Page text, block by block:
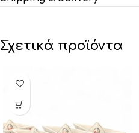
Σχετικά προϊόντα